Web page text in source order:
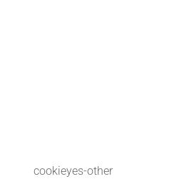
cookieyes-other